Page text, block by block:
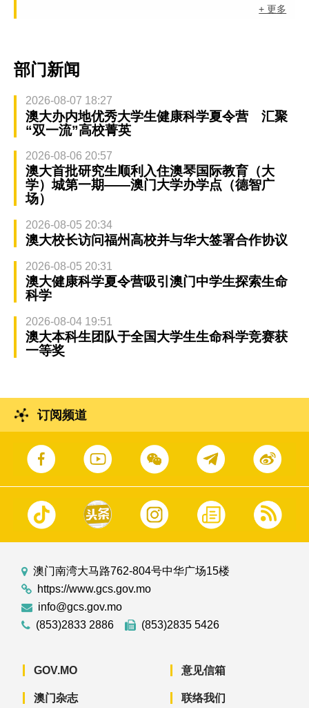
+ 更多
部门新闻
2026-08-07 18:27
澳大办内地优秀大学生健康科学夏令营 汇聚
“双一流”高校菁英
2026-08-06 20:57
澳大首批研究生顺利入住澳琴国际教育（大
学）城第一期——澳门大学办学点（德智广
场）
2026-08-05 20:34
澳大校长访问福州高校并与华大签署合作协议
2026-08-05 20:31
澳大健康科学夏令营吸引澳门中学生探索生命
科学
2026-08-04 19:51
澳大本科生团队于全国大学生生命科学竞赛获
一等奖
订阅频道
澳门南湾大马路762-804号中华广场15楼
https://www.gcs.gov.mo
info@gcs.gov.mo
(853)2833 2886
(853)2835 5426
GOV.MO
澳门杂志
意见信箱
联络我们